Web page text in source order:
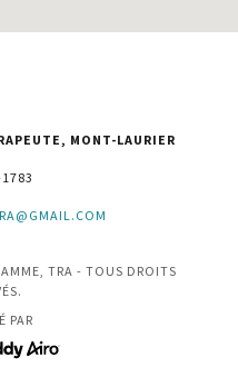
MONT-LAURIER
TRA - TOUS DROITS
PAR